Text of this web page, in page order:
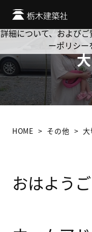
HOME その他
おはようご
Cookie を使用して、
か? 当社ではお客様の
詳細について、および
ーポリシー